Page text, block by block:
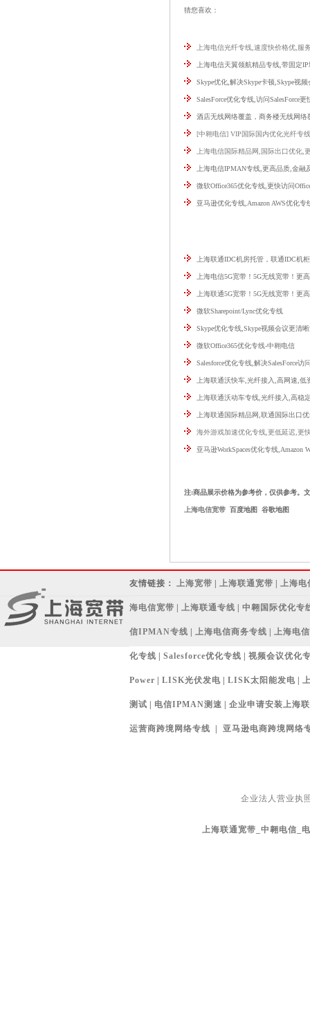
猜您喜欢：
上海电信光纤专线,速度快价格优,服
上海电信天翼领航精品专线,带固定
Skype优化,解决Skype卡顿,Skype视
SalesForce优化专线,访问SalesForce更
酒店无线网络覆盖，商务楼无线网络
[中翱电信] VIP国际国内优化光纤专线
上海电信国际精品网,国际出口优化,
上海电信IPMAN专线,更高品质,金融
微软Office365优化专线,更快访问
亚马逊优化专线,Amazon AWS优化专
上海联通IDC机房托管，联通IDC机
上海电信5G宽带！5G无线宽带！更
上海联通5G宽带！5G无线宽带！更
微软Sharepoint/Lync优化专线
Skype优化专线,Skype视频会议更清
微软Office365优化专线-中翱电信
Salesforce优化专线,解决SalesForce访
上海联通沃快车,光纤接入,高网速,低
上海联通沃动车专线,光纤接入,高稳
上海联通国际精品网,联通国际出口
海外游戏加速优化专线,更低延迟,更
亚马逊WorkSpaces优化专线,Amazon
注:商品展示价格为参考价，仅供参考。
上海电信宽带 百度地图 谷歌地图
友情链接： 上海宽带 | 上海联通宽带 | 上海
海电信宽带 | 上海联通专线 | 中翱国际优化专
信IPMAN专线 | 上海电信商务专线 | 上海电
化专线 | Salesforce优化专线 | 视频会议优化
Power | LISK光伏发电 | LISK太阳能发电 |
测试 | 电信IPMAN测速 | 企业申请安装上海
运营商跨境网络专线 | 亚马逊电商跨境网络
企业法人营业执
上海联通宽带_中翱电信_